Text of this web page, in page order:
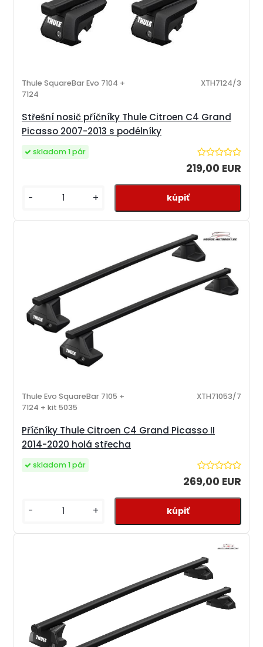
Střešní nosič příčníky Thule Citroen C4 Grand
Picasso 2007-2013 s podélníky
Thule SquareBar Evo 7104 +
7124
XTH7124/3
219,00 EUR
skladom 1 pár
- +
Příčníky Thule Citroen C4 Grand Picasso II
2014-2020 holá střecha
Thule Evo SquareBar 7105 +
7124 + kit 5035
XTH71053/7
269,00 EUR
skladom 1 pár
- +